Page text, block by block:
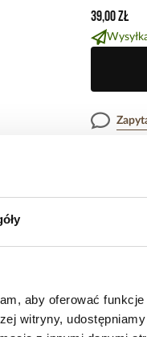
aby oferować funkcje
witryny,
39,00 zł
Długość
CenaBrak